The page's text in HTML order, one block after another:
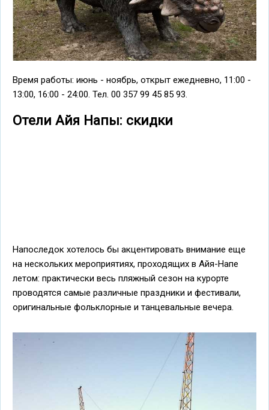
Время работы: июнь - ноябрь, открыт ежедневно, 11:00 -
13:00, 16:00 - 24:00. Teл. 00 357 99 45 85 93.
Отели Айя Напы: скидки
Напоследок хотелось бы акцентировать внимание еще
на нескольких мероприятиях, проходящих в Айя-Напе
летом: практически весь пляжный сезон на курорте
проводятся самые различные праздники и фестивали,
оригинальные фольклорные и танцевальные вечера.